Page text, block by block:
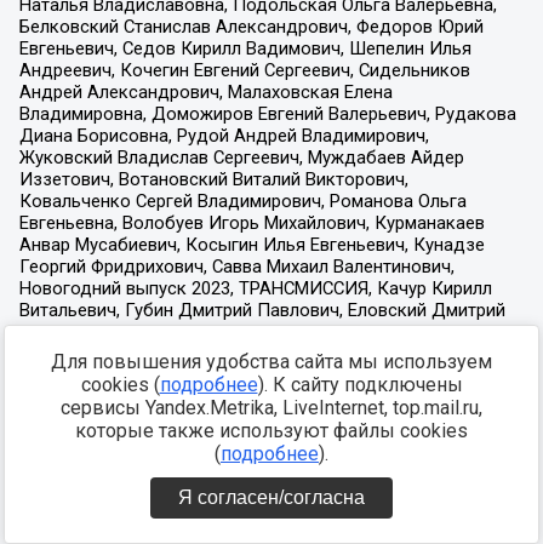
Для повышения удобства сайта мы используем
cookies (подробнее). К сайту подключены
сервисы Yandex.Metrika, LiveInternet, top.mail.ru,
которые также используют файлы cookies
(подробнее).
Я согласен/согласна